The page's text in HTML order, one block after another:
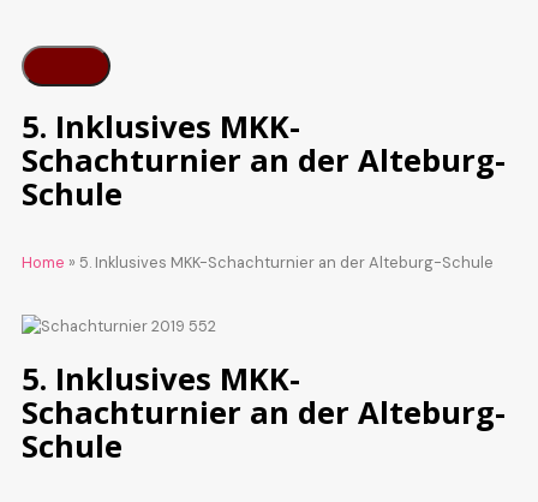
5. Inklusives MKK-
Schachturnier an der Alteburg-
Schule
Home » 5. Inklusives MKK-Schachturnier an der Alteburg-Schule
5. Inklusives MKK-
Schachturnier an der Alteburg-
Schule